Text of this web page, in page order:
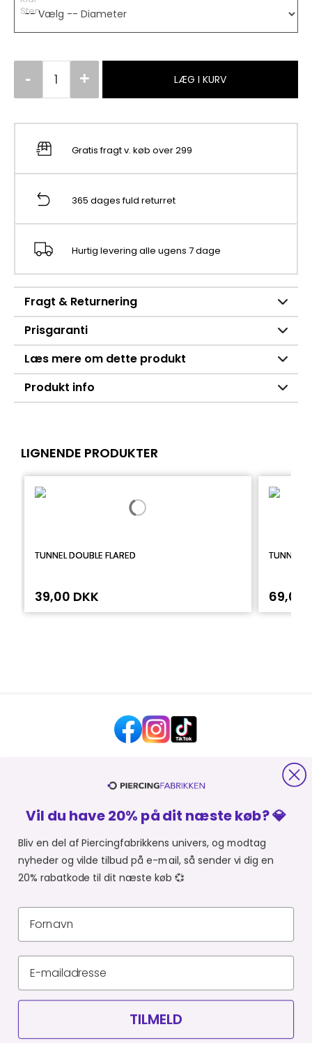
LÆG I KURV
Gratis fragt v. køb over 299
365 dages fuld returret
Hurtig levering alle ugens 7 dage
Fragt & Returnering
Prisgaranti
Læs mere om dette produkt
Produkt info
LIGNENDE PRODUKTER
TUNNEL DOUBLE FLARED
39,00 DKK
TUNNEL I
69,00
HJÆLP OG KONTAKT
OM PIERCINGFABRIKKEN
MER FRA PIERCINGFABRIKKEN
SHOPPER FRA:Du er i
© Piercingfabrikken.dk 2026
CVR 34903727
Privatlivspolitik
Vil du have 20% på dit næste køb? 💎
Bliv en del af Piercingfabrikkens univers, og modtag
nyheder og vilde tilbud på e-mail, så sender vi dig en
20% rabatkode til dit næste køb 💞
TILMELD